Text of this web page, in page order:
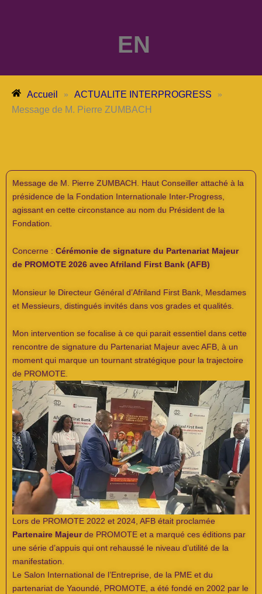
EN
Accueil » ACTUALITE INTERPROGRESS »
Message de M. Pierre ZUMBACH
Message de M. Pierre ZUMBACH. Haut Conseiller attaché à la
présidence de la Fondation Internationale Inter-Progress,
agissant en cette circonstance au nom du Président de la
Fondation.
Concerne : Cérémonie de signature du Partenariat Majeur
de PROMOTE 2026 avec Afriland First Bank (AFB)
Monsieur le Directeur Général d’Afriland First Bank, Mesdames
et Messieurs, distingués invités dans vos grades et qualités.
Mon intervention se focalise à ce qui parait essentiel dans cette
rencontre de signature du Partenariat Majeur avec AFB, à un
moment qui marque un tournant stratégique pour la trajectoire
de PROMOTE.
Lors de PROMOTE 2022 et 2024, AFB était proclamée
Partenaire Majeurde PROMOTE et a marqué ces éditions par
une série d’appuis qui ont rehaussé le niveau d’utilité de la
manifestation.
Le Salon International de l’Entreprise, de la PME et du
partenariat de Yaoundé, PROMOTE, a été fondé en 2002 par le